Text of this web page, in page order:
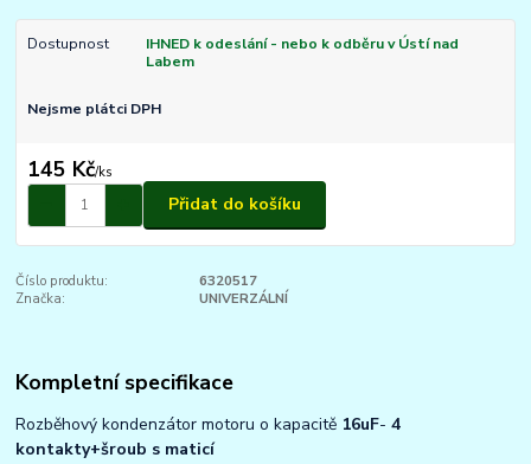
Dostupnost
IHNED k odeslání - nebo k odběru v Ústí nad
Labem
Nejsme plátci DPH
145 Kč/ks
Přidat do košíku
Číslo produktu:
6320517
Značka:
UNIVERZÁLNÍ
Kompletní specifikace
Rozběhový kondenzátor motoru o kapacitě 16uF-4
kontakty+šroub s maticí